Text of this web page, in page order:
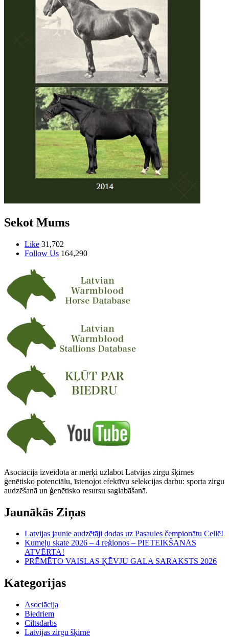
Sekot Mums
Like 31,702
Follow Us 164,290
Asociācija izveidota ar mērķi uzlabot Latvijas zirgu šķirnes
ģenētisko potenciālu, īstenojot efektīvu selekcijas darbu: sporta zirgu
audzēšanā un ģenētisko resursu saglabāšanā.
Jaunākās Ziņas
Latvijas jaunie audzētāji dodas uz Pasaules čempionātu Cellē!
Kumeļu skate 2026 – 4 reģionos – PIETEIKŠANĀS
ATVĒRTA!
PRĒMĒTO VAISLAS ĶĒVJU GALA SARAKSTS 2026
Kategorijas
Asociācija
Biedriem
Ciltsdarbs
Latvijas zirgu šķirne